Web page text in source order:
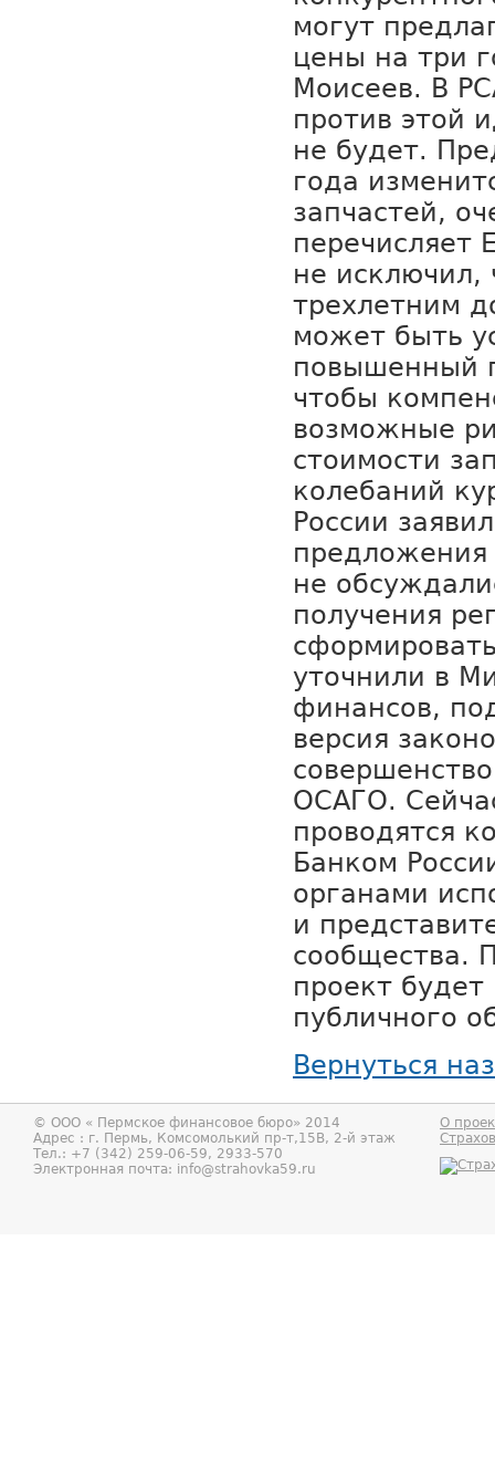
могут
цены на три
Моисеев. В
против этой
не будет.
года
запчастей,
перечисляет
не исключил,
трехлетним
может быть
повышенный
чтобы
возможные
стоимости
колебаний
России
не
получения
уточнили в
финансов,
версия
ОСАГО.
проводятся
Банком
органами
и
сообщества.
проект
публичного
Вернуться
© ООО « Пермское финансовое бюро» 2014
Адрес : г. Пермь, Комсомолький пр-т,15В, 2-й этаж
Тел.: +7 (342) 259-06-59, 2933-570
Электронная почта: info@strahovka59.ru
О